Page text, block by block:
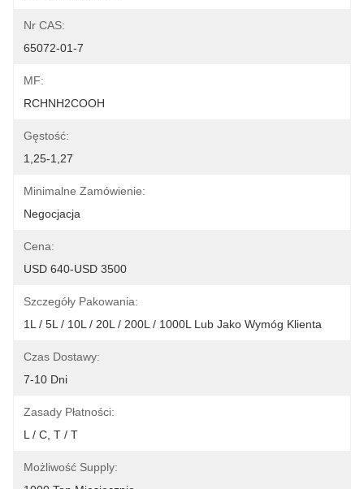
Nr CAS:
65072-01-7
MF:
RCHNH2COOH
Gęstość:
1,25-1,27
Minimalne Zamówienie:
Negocjacja
Cena:
USD 640-USD 3500
Szczegóły Pakowania:
1L / 5L / 10L / 20L / 200L / 1000L Lub Jako Wymóg Klienta
Czas Dostawy:
7-10 Dni
Zasady Płatności:
L / C, T / T
Możliwość Supply: